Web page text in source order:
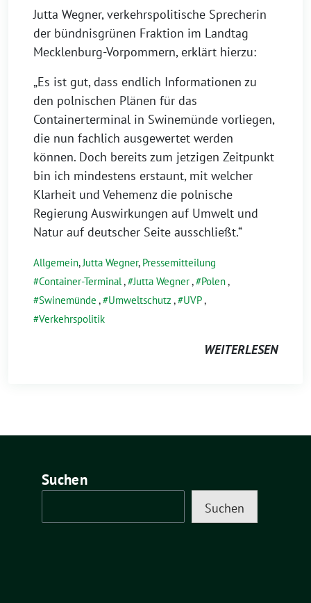
Jutta Wegner, verkehrspolitische Sprecherin
der bündnisgrünen Fraktion im Landtag
Mecklenburg-Vorpommern, erklärt hierzu:
„Es ist gut, dass endlich Informationen zu
den polnischen Plänen für das
Containerterminal in Swinemünde vorliegen,
die nun fachlich ausgewertet werden
können. Doch bereits zum jetzigen Zeitpunkt
bin ich mindestens erstaunt, mit welcher
Klarheit und Vehemenz die polnische
Regierung Auswirkungen auf Umwelt und
Natur auf deutscher Seite ausschließt.“
Allgemein,Jutta Wegner, Pressemitteilung
Container-Terminal, Jutta Wegner, Polen,
Swinemünde , Umweltschutz , UVP,
Verkehrspolitik
WEITERLESEN
Suchen
Suchen